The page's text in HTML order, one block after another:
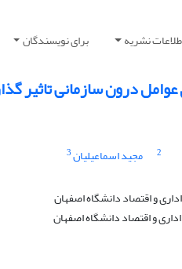
نشریه برای نویسندگان
درون سازمانی تاثیر
2 مجید اسماعیلیان3
و اقتصاد دانشگاه اصفهان
و اقتصاد دانشگاه اصفهان